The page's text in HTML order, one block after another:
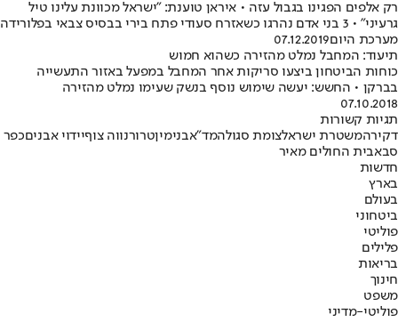
רק אלפים הפגינו בגבול עזה • איראן טוענת: "ישראל מכוונת עלינו טיל
גרעיני" • 3 בני אדם נהרגו כשאזרח סעודי פתח בירי בבסיס צבאי בפלורידה
מערכת היום07.12.2019
תיעוד: המחבל נמלט מהזירה כשהוא חמוש
כוחות הביטחון ביצעו סריקות אחר המחבל במפעל באזור התעשייה
בברקן • החשש: יעשה שימוש נוסף בנשק שעימו נמלט מהזירה
07.10.2018
תגיות קשורות
דקירהמשטרת ישראלצומת סגולהמד"אבנימיןטרורנווה צוףיידוי אבניםכפר
סבאבית החולים מאיר
חדשות
בארץ
בעולם
ביטחוני
פוליטי
פלילים
בריאות
חינוך
משפט
פוליטי-מדיני